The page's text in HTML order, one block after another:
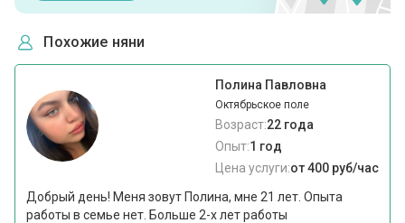
Похожие няни
Полина Павловна
Октябрьское поле
Возраст:22 года
Опыт:1 год
Цена услуги:от 400 руб/час
Добрый день! Меня зовут Полина, мне 21 лет. Опыта
работы в семье нет. Больше 2-х лет работы